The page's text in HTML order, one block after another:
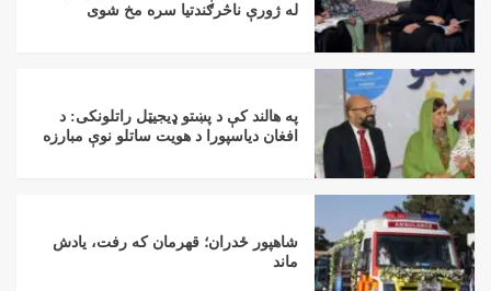
له ژورې ناڅرګندتیا سره مخ شوی
په هالند کې د پښتو ډیجیټل راتلونکی: د
افغان دیاسپورا د هویت ساتلو نوې مبارزه
شاهپور ځدران؛ قهرمان که رفت، یادش
ماند